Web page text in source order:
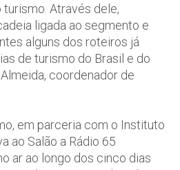
Através dele,
ligada ao segmento e
alguns dos roteiros já
de turismo do Brasil e do
coordenador de
em parceria com o Instituto
ao Salão a Rádio 65
ar ao longo dos cinco dias